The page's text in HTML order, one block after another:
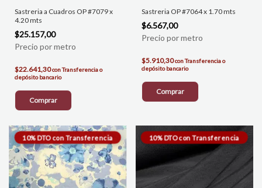
Sastreria a Cuadros OP #7079 x
4.20 mts
$25.157,00
$22.641,30conTransferencia o
depósito bancario
Comprar
Sastreria OP #7064 x 1.70 mts
$6.567,00
$5.910,30conTransferencia o
depósito bancario
Comprar